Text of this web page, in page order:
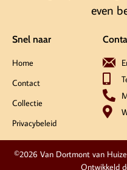
even
Snel naar
Home
Contact
Collectie
Privacybeleid
©2026 Van Dortmont van
Ontwikkeld